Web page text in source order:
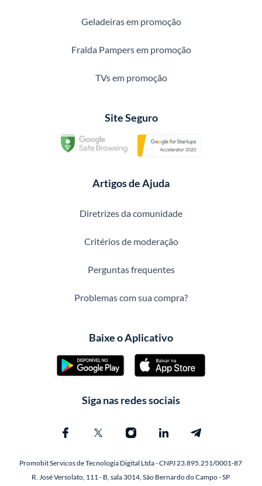
Geladeiras em promoção
Fralda Pampers em promoção
TVs em promoção
Site Seguro
Artigos de Ajuda
Diretrizes da comunidade
Critérios de moderação
Perguntas frequentes
Problemas com sua compra?
Baixe o Aplicativo
Siga nas redes sociais
Promobit Servicos de Tecnologia Digital Ltda - CNPJ 23.895.251/0001-87
R. José Versolato, 111 - B, sala 3014, São Bernardo do Campo - SP